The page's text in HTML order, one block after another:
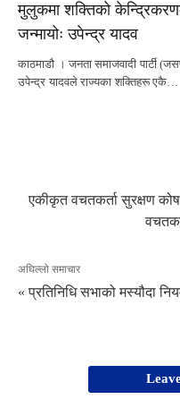
मुलुकमा शक्तिको
जन्मायोः उपेन्द्र यादव
काठमाडौ । जनता समाजवादी पार्टी
उपेन्द्र यादवले राज्यका शक्तिहरू एकै…
एकीकृत वचतकर्ता सुरक्षण
अघिल्लो समाचार
« प्रतिनिधि सभाको मस्यौदा